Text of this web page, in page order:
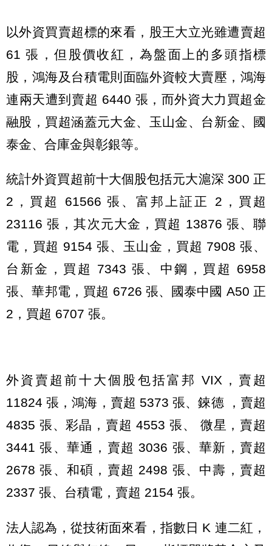
以外資買賣超標的來看，股王大立光雖遭賣超
61 張，但股價收紅，為盤面上的多頭指標
股，鴻海及台積電則面臨外資較大賣壓，鴻海
連兩天遭到賣超 6440 張，而外資大力買超金
融股，買超涵蓋元大金、玉山金、台新金、國
泰金、合庫金與彰銀等。
統計外資買超前十大個股包括元大滬深 300 正
2，買超 61566 張、富邦上証正 2，買超
23116 張，其次元大金，買超 13876 張、聯
電，買超 9154 張、玉山金，買超 7908 張、
台新金，買超 7343 張、中鋼，買超 6958
張、華邦電，買超 6726 張、國泰中國 A50 正
2，買超 6707 張。
外資賣超前十大個股包括富邦 VIX，賣超
11824 張，鴻海，賣超 5373 張、錸德 ，賣超
4835 張、彩晶，賣超 4553 張、 微星，賣超
3441 張、華通，賣超 3036 張、華新，賣超
2678 張、和碩，賣超 2498 張、中壽，賣超
2337 張、台積電，賣超 2154 張。
法人認為，從技術面來看，指數日 K 連二紅，